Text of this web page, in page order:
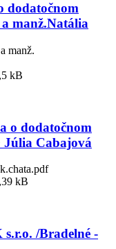
dodatočnom
manž.Natália
manž.
kB
o dodatočnom
Júlia Cabajová
kB
/Bradelné -